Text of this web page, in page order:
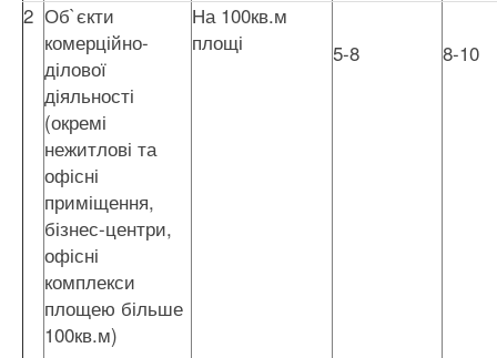
2 Об`єкти
комерційно-
ділової
діяльності
(окремі
нежитлові та
офісні
приміщення,
бізнес-центри,
офісні
комплекси
площею більше
100кв.м)
На 100кв.м
площі
5-8 8-10